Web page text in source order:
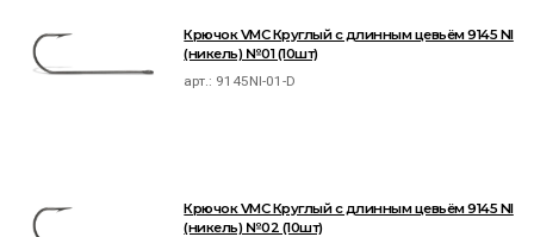
Крючок VMC Круглый с длинным цевьём 9145 NI
(никель) №01 (10шт)
арт.: 9145NI-01-D
Крючок VMC Круглый с длинным цевьём 9145 NI
(никель) №02 (10шт)